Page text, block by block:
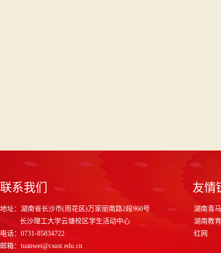
联系我们
地址：湖南省长沙市(雨花区)万家丽南路2段960号
长沙理工大学云塘校区学生活动中心
电话：0731-85834722
邮箱：tuanwei@csust.edu.cn
友情
湖南青
湖南教
红网